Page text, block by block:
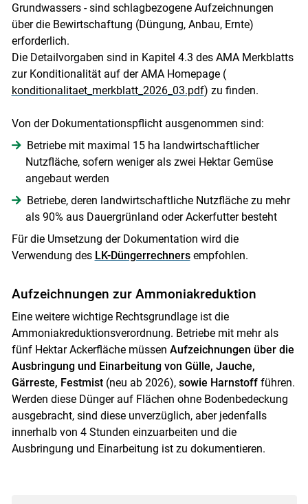
Grundwassers - sind schlagbezogene Aufzeichnungen
über die Bewirtschaftung (Düngung, Anbau, Ernte)
erforderlich.
Die Detailvorgaben sind in Kapitel 4.3 des AMA Merkblatts
zur Konditionalität auf der AMA Homepage (
konditionalitaet_merkblatt_2026_03.pdf) zu finden.
Von der Dokumentationspflicht ausgenommen sind:
Betriebe mit maximal 15 ha landwirtschaftlicher
Nutzfläche, sofern weniger als zwei Hektar Gemüse
angebaut werden
Betriebe, deren landwirtschaftliche Nutzfläche zu mehr
als 90% aus Dauergrünland oder Ackerfutter besteht
Für die Umsetzung der Dokumentation wird die
Verwendung des LK-Düngerrechnersempfohlen.
Aufzeichnungen zur Ammoniakreduktion
Eine weitere wichtige Rechtsgrundlage ist die
Ammoniakreduktionsverordnung. Betriebe mit mehr als
fünf Hektar Ackerfläche müssen Aufzeichnungen über die
Ausbringung und Einarbeitung von Gülle, Jauche,
Gärreste, Festmist (neu ab 2026),sowie Harnstoffführen.
Werden diese Dünger auf Flächen ohne Bodenbedeckung
ausgebracht, sind diese unverzüglich, aber jedenfalls
innerhalb von 4 Stunden einzuarbeiten und die
Ausbringung und Einarbeitung ist zu dokumentieren.